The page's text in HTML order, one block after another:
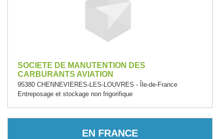
SOCIETE DE MANUTENTION DES
CARBURANTS AVIATION
95380 CHENNEVIERES-LES-LOUVRES - Île-de-France
Entreposage et stockage non frigorifique
EN FRANCE